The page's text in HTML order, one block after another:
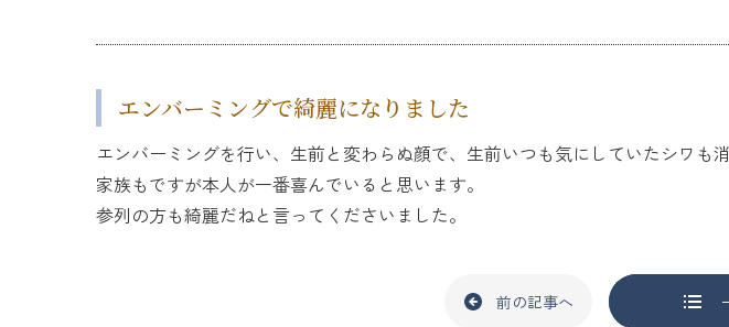
エンバーミングで綺麗になりました
エンバーミングを行い、生前と変わらぬ顔で、生前いつも気にしていたシワも
家族もですが本人が一番喜んでいると思います。
参列の方も綺麗だねと言ってくださいました。
前の記事へ